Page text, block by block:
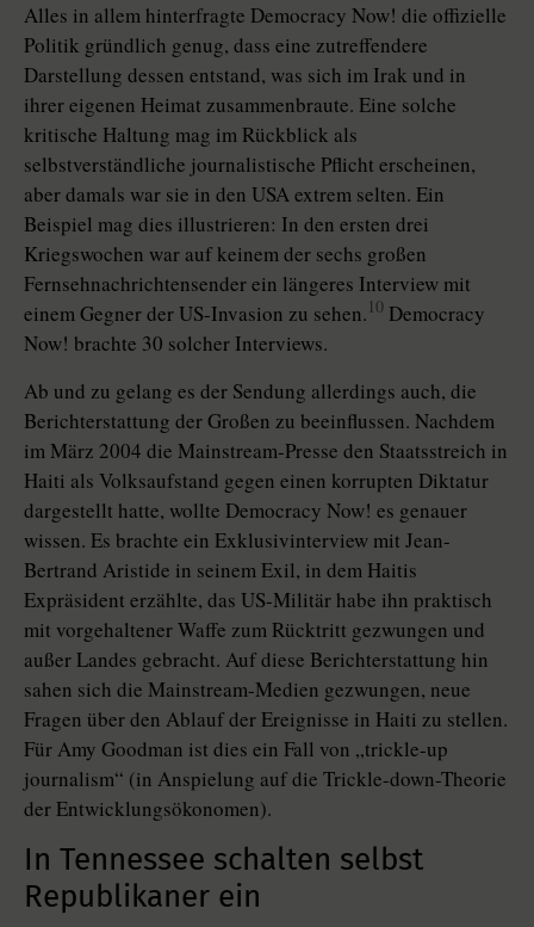
Alles in allem hinterfragte Democracy Now! die offizielle
Politik gründlich genug, dass eine zutreffendere
Darstellung dessen entstand, was sich im Irak und in
ihrer eigenen Heimat zusammenbraute. Eine solche
kritische Haltung mag im Rückblick als
selbstverständliche journalistische Pflicht erscheinen,
aber damals war sie in den USA extrem selten. Ein
Beispiel mag dies illustrieren: In den ersten drei
Kriegswochen war auf keinem der sechs großen
Fernsehnachrichtensender ein längeres Interview mit
einem Gegner der US-Invasion zu sehen. 10 Democracy
Now! brachte 30 solcher Interviews.
Ab und zu gelang es der Sendung allerdings auch, die
Berichterstattung der Großen zu beeinflussen. Nachdem
im März 2004 die Mainstream-Presse den Staatsstreich in
Haiti als Volksaufstand gegen einen korrupten Diktatur
dargestellt hatte, wollte Democracy Now! es genauer
wissen. Es brachte ein Exklusivinterview mit Jean-
Bertrand Aristide in seinem Exil, in dem Haitis
Expräsident erzählte, das US-Militär habe ihn praktisch
mit vorgehaltener Waffe zum Rücktritt gezwungen und
außer Landes gebracht. Auf diese Berichterstattung hin
sahen sich die Mainstream-Medien gezwungen, neue
Fragen über den Ablauf der Ereignisse in Haiti zu stellen.
Für Amy Goodman ist dies ein Fall von „trickle-up
journalism“ (in Anspielung auf die Trickle-down-Theorie
der Entwicklungsökonomen).
In Tennessee schalten selbst
Republikaner ein